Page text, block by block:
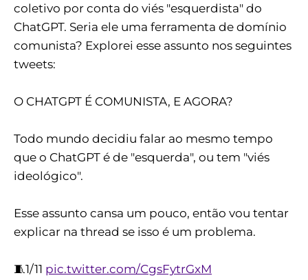
coletivo por conta do viés "esquerdista" do
ChatGPT. Seria ele uma ferramenta de domínio
comunista? Explorei esse assunto nos seguintes
tweets:
O CHATGPT É COMUNISTA, E AGORA?
Todo mundo decidiu falar ao mesmo tempo
que o ChatGPT é de "esquerda", ou tem "viés
ideológico".
Esse assunto cansa um pouco, então vou tentar
explicar na thread se isso é um problema.
🧵1/11 pic.twitter.com/CgsFytrGxM